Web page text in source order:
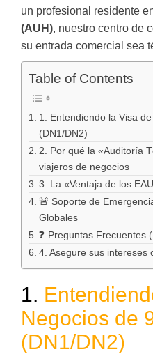
un profesional residente
(AUH), nuestro centro de
su entrada comercial sea
Table of Contents
1. Entendiendo la Visa
(DN1/DN2)
2. Por qué la «Auditoría
viajeros de negocios
3. La «Ventaja de los
🚨 Soporte de
Globales
❓ Preguntas Frecuentes
4. Asegure sus intereses
1.
Negocios de
(DN1/DN2)